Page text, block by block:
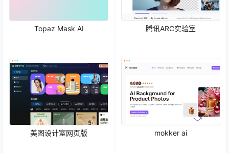
Topaz Mask AI 腾讯ARC实验室
美图设计室网页版 mokker ai